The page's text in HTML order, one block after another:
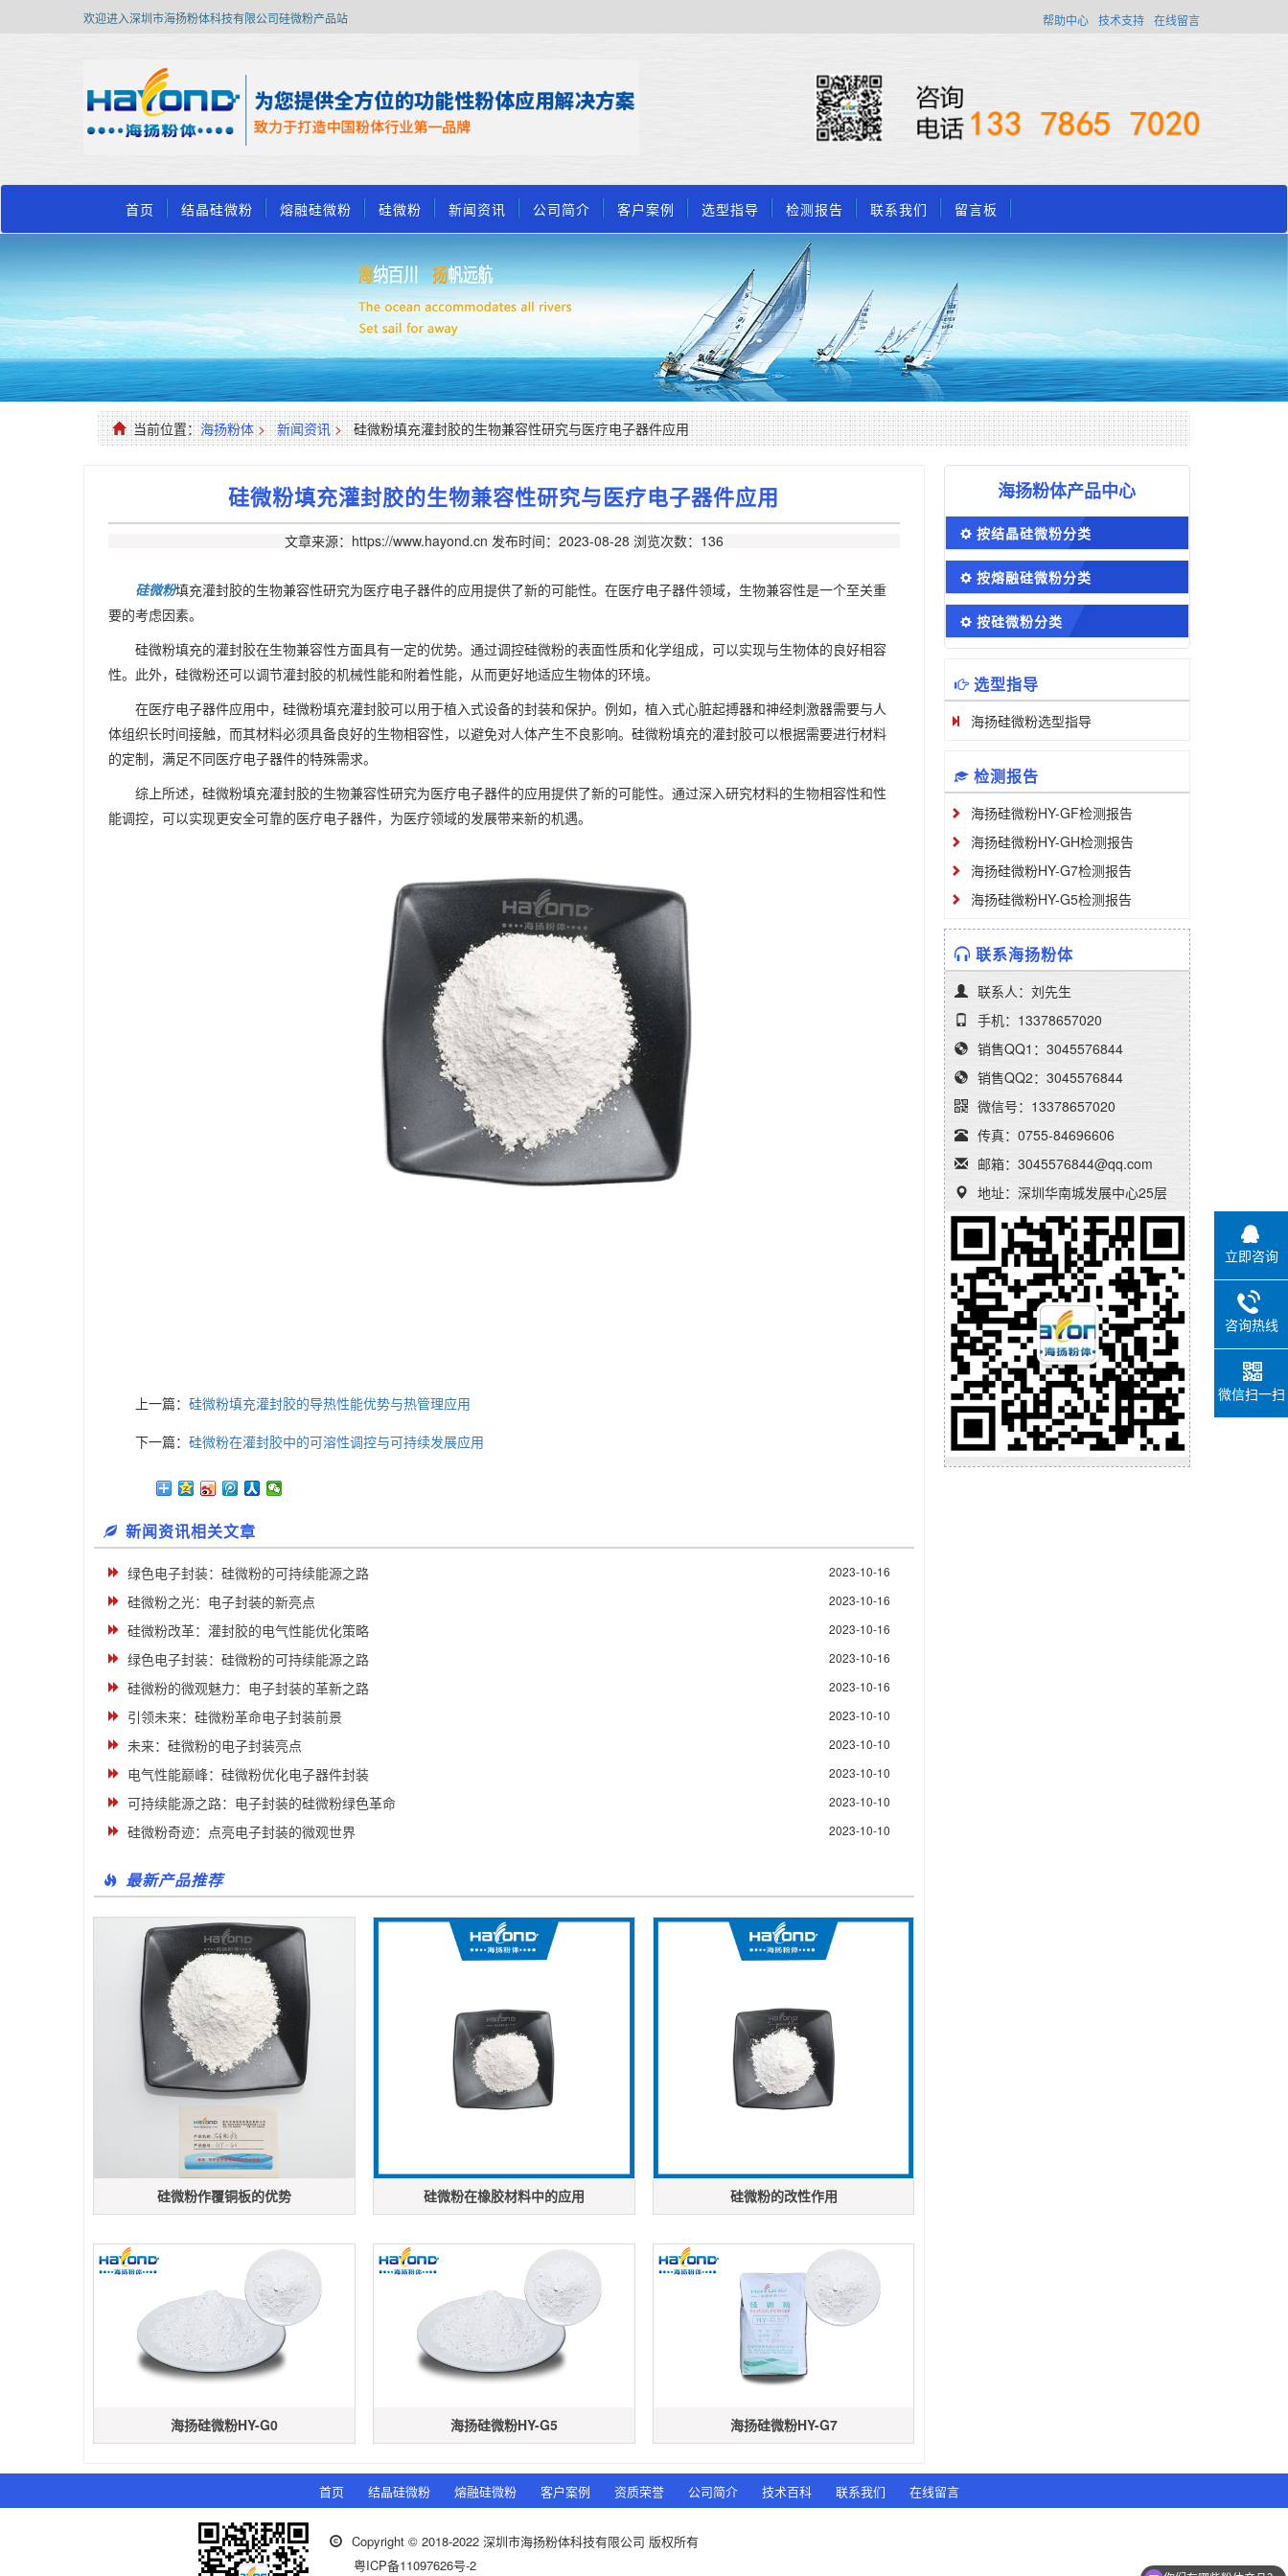
欢迎进入深圳市海扬粉体科技有限公司硅微粉产品站 帮助中心 技术支持 在线留言
首页 结晶硅微粉 熔融硅微粉 硅微粉 新闻资讯 公司简介 客户案例 选型指导 检测报告 联系我们 留言板
当前位置：海扬粉体 > 新闻资讯 > 硅微粉填充灌封胶的生物兼容性研究与医疗电子器件应用
硅微粉填充灌封胶的生物兼容性研究与医疗电子器件应用
文章来源：https://www.hayond.cn 发布时间：2023-08-28 浏览次数：136
硅微粉填充灌封胶的生物兼容性研究为医疗电子器件的应用提供了新的可能性。 在医疗电子器件领域，生物兼容性是一个至关重
要的考虑因素。
硅微粉填充的灌封胶在生物兼容性方面具有一定的优势。通过调控硅微粉的表面性质和化学组成，可以实现与生物体的良好相容
性。此外，硅微粉还可以调节灌封胶的机械性能和附着性能，从而更好地适应生物体的环境。
在医疗电子器件应用中，硅微粉填充灌封胶可以用于植入式设备的封装和保护。例如，植入式心脏起搏器和神经刺激器需要与人
体组织长时间接触，而其材料必须具备良好的生物相容性，以避免对人体产生不良影响。硅微粉填充的灌封胶可以根据需要进行材料
的定制，满足不同医疗电子器件的特殊需求。
综上所述，硅微粉填充灌封胶的生物兼容性研究为医疗电子器件的应用提供了新的可能性。通过深入研究材料的生物相容性和性
能调控，可以实现更安全可靠的医疗电子器件，为医疗领域的发展带来新的机遇。
上一篇： 硅微粉填充灌封胶的导热性能优势与热管理应用
下一篇： 硅微粉在灌封胶中的可溶性调控与可持续发展应用
新闻资讯相关文章
绿色电子封装：硅微粉的可持续能源之路 2023-10-16
硅微粉之光：电子封装的新亮点 2023-10-16
硅微粉改革：灌封胶的电气性能优化策略 2023-10-16
绿色电子封装：硅微粉的可持续能源之路 2023-10-16
硅微粉的微观魅力：电子封装的革新之路 2023-10-16
引领未来：硅微粉革命电子封装前景 2023-10-10
未来：硅微粉的电子封装亮点 2023-10-10
电气性能巅峰：硅微粉优化电子器件封装 2023-10-10
可持续能源之路：电子封装的硅微粉绿色革命 2023-10-10
硅微粉奇迹：点亮电子封装的微观世界 2023-10-10
最新产品推荐
硅微粉作覆铜板的优势 硅微粉在橡胶材料中的应用 硅微粉的改性作用
海扬硅微粉HY-G0 海扬硅微粉HY-G5 海扬硅微粉HY-G7
海扬粉体产品中心
按结晶硅微粉分类
按熔融硅微粉分类
按硅微粉分类
选型指导
海扬硅微粉选型指导
检测报告
海扬硅微粉HY-GF检测报告
海扬硅微粉HY-GH检测报告
海扬硅微粉HY-G7检测报告
海扬硅微粉HY-G5检测报告
联系海扬粉体
联系人：刘先生
手机：13378657020
销售QQ1：3045576844
销售QQ2：3045576844
微信号：13378657020
传真：0755-84696606
邮箱：3045576844@qq.com
地址：深圳华南城发展中心25层
首页 结晶硅微粉 熔融硅微粉 客户案例 资质荣誉 公司简介 技术百科 联系我们 在线留言
Copyright © 2018-2022 深圳市海扬粉体科技有限公司 版权所有
粤ICP备11097626号-2
立即咨询
咨询热线
微信扫一扫